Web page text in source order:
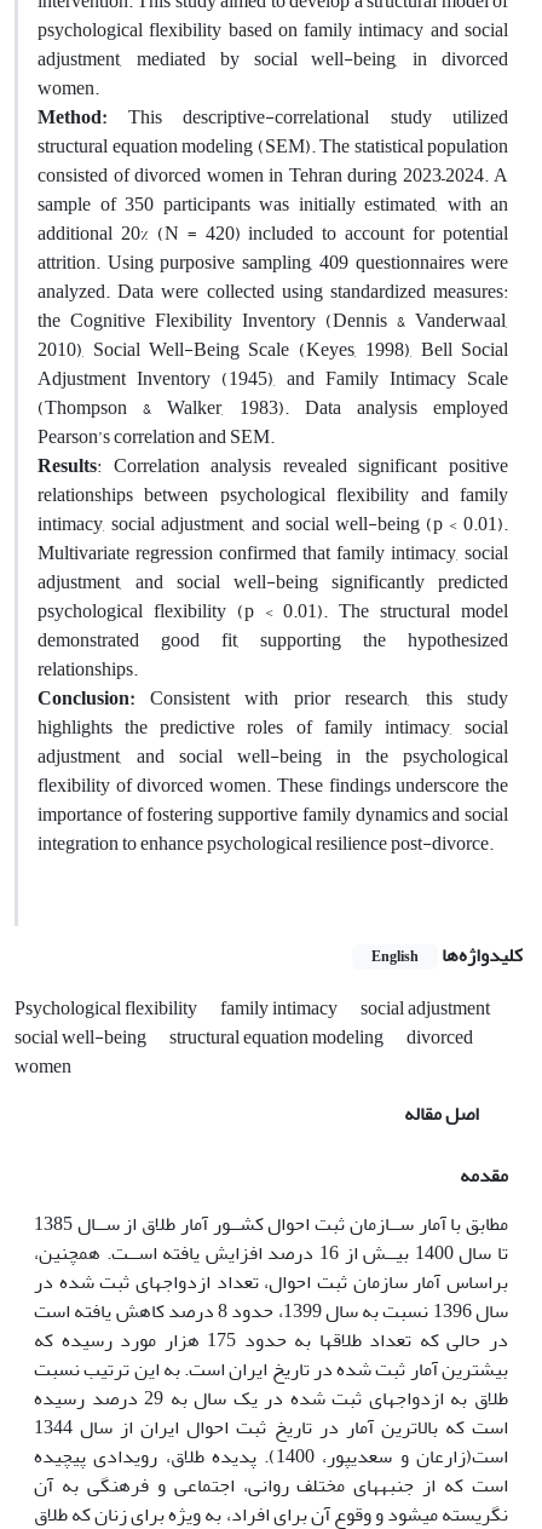
psychological flexibility based on family intimacy and social
adjustment, mediated by social well-being, in divorced
women.
Method: This descriptive-correlational study utilized
structural equation modeling (SEM). The statistical population
consisted of divorced women in Tehran during 2023–2024. A
sample of 350 participants was initially estimated, with an
additional 20% (N = 420) included to account for potential
attrition. Using purposive sampling, 409 questionnaires were
analyzed. Data were collected using standardized measures:
the Cognitive Flexibility Inventory (Dennis & Vanderwaal,
2010), Social Well-Being Scale (Keyes, 1998), Bell Social
Adjustment Inventory (1945), and Family Intimacy Scale
(Thompson & Walker, 1983). Data analysis employed
Pearson’s correlation and SEM.
Results: Correlation analysis revealed significant positive
relationships between psychological flexibility and family
intimacy, social adjustment, and social well-being (p < 0.01).
Multivariate regression confirmed that family intimacy, social
adjustment, and social well-being significantly predicted
psychological flexibility (p < 0.01). The structural model
demonstrated good fit, supporting the hypothesized
relationships.
Conclusion: Consistent with prior research, this study
highlights the predictive roles of family intimacy, social
adjustment, and social well-being in the psychological
flexibility of divorced women. These findings underscore the
importance of fostering supportive family dynamics and social
integration to enhance psychological resilience post-divorce.
کلیدواژه‌ها English
Psychological flexibility family intimacy
social adjustment
social well-being
structural equation modeling
divorced
women
اصل مقاله
مقدمه
مطابق با آمار ســازمان ثبت احوال کشــور آمار طلاق از ســال 1385
تا سال 1400 بیــش از 16 درصد افزایش یافته اســت. همچنین،
براساس آمار سازمان ثبت احوال، تعداد ازدواج­های ثبت شده در
سال 1396 نسبت به سال 1399، حدود 8 درصد کاهش یافته است
در حالی که تعداد طلاق­ها به حدود 175 هزار مورد رسیده که
بیشترین آمار ثبت شده در تاریخ ایران است. به این ترتیب نسبت
طلاق به ازدواج­های ثبت شده در یک سال به 29 درصد رسیده
است که بالاترین آمار در تاریخ ثبت احوال ایران از سال 1344
است(زارعان و سعدی­پور، 1400). پدیده طلاق، رویدادی پیچیده
است که از جنبه­های مختلف روانی، اجتماعی و فرهنگی به آن
نگریسته می­شود و وقوع آن برای افراد، به ویژه برای زنان که طلاق